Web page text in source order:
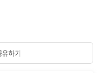
하기